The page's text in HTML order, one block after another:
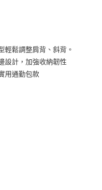
鬆調整肩背、斜背。
設計，加強收納韌性
用通勤包款